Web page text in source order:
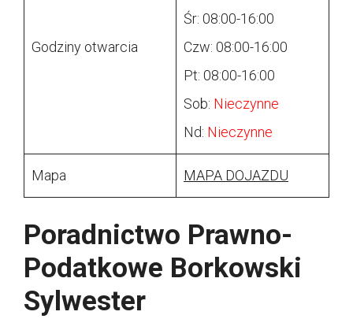
Godziny otwarcia
Śr: 08:00-16:00
Czw: 08:00-16:00
Pt: 08:00-16:00
Sob: Nieczynne
Nd: Nieczynne
Mapa MAPA DOJAZDU
Poradnictwo Prawno-
Podatkowe Borkowski
Sylwester